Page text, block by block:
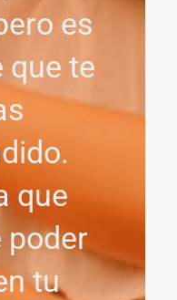
es
te
que
poder
tu